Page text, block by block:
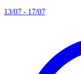
13/07 - 17/07